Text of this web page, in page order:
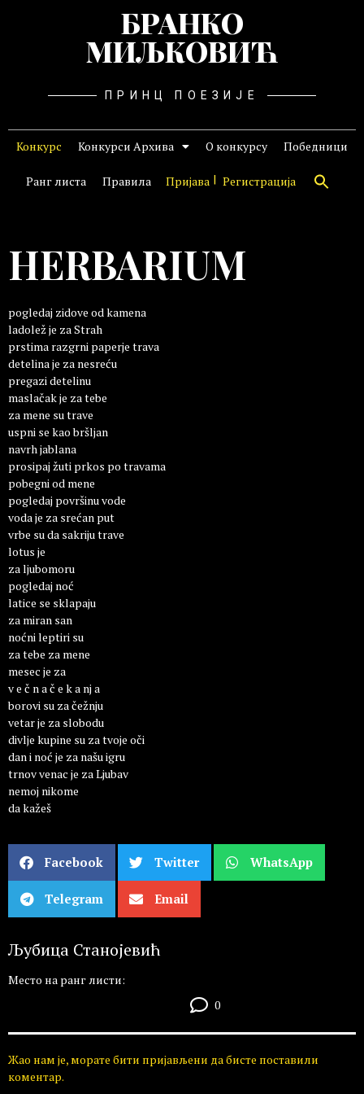
БРАНКО
МИЉКОВИЋ
ПРИНЦ ПОЕЗИЈЕ
Конкурс Конкурси Архива О конкурсу Победници
Ранг листа Правила Пријава Регистрација
HERBARIUM
pogledaj zidove od kamena
ladolež je za Strah
prstima razgrni paperje trava
detelina je za nesreću
pregazi detelinu
maslačak je za tebe
za mene su trave
uspni se kao bršljan
navrh jablana
prosipaj žuti prkos po travama
pobegni od mene
pogledaj površinu vode
voda je za srećan put
vrbe su da sakriju trave
lotus je
za ljubomoru
pogledaj noć
latice se sklapaju
za miran san
noćni leptiri su
za tebe za mene
mesec je za
v e č n a č e k a nj a
borovi su za čežnju
vetar je za slobodu
divlje kupine su za tvoje oči
dan i noć je za našu igru
trnov venac je za Ljubav
nemoj nikome
da kažeš
Facebook Twitter WhatsApp
Telegram Email
Љубица Станојевић
Место на ранг листи:
0
Жао нам је, морате бити пријављени да бисте поставили
коментар.